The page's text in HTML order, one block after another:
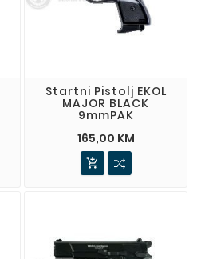
Startni Pistolj EKOL
MAJOR BLACK
9mmPAK
165,00 KM
